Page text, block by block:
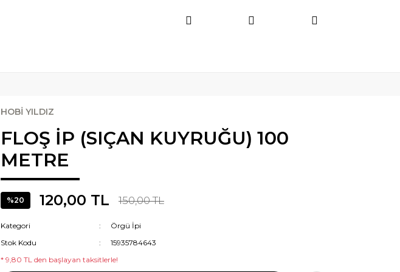
HOBİ YILDIZ
FLOŞ İP (SIÇAN KUYRUĞU) 100
METRE
%20 120,00 TL 150,00 TL
Kategori
Örgü İpi
Stok Kodu
15935784643
* 9,80 TL den başlayan taksitlerle!